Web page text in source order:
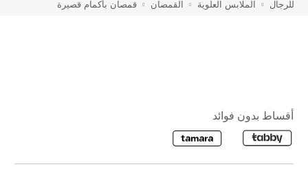
للرجال الملابس العلوية القمصان قمصان بأكمام قصيرة
أقساط بدون فوائد